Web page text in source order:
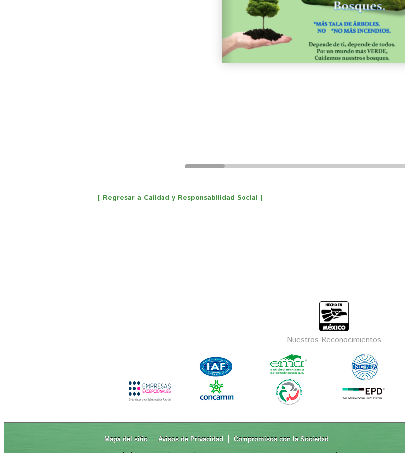
[ Regresar a Calidad y Responsabilidad Social ]
Nuestros Reconocimientos
Mapa del sitio Avisos de Privacidad Compromisos con la Sociedad